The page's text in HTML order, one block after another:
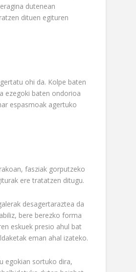
dutenean
dituen egituren
ohi da. Kolpe baten
ezegoki baten ondorioa
espasmoak agertuko
fasziak gorputzeko
ere tratatzen ditugu.
desagertaraztea da
bere berezko forma
eskuek presio ahul bat
eman ahal izateko.
egokian sortuko dira,